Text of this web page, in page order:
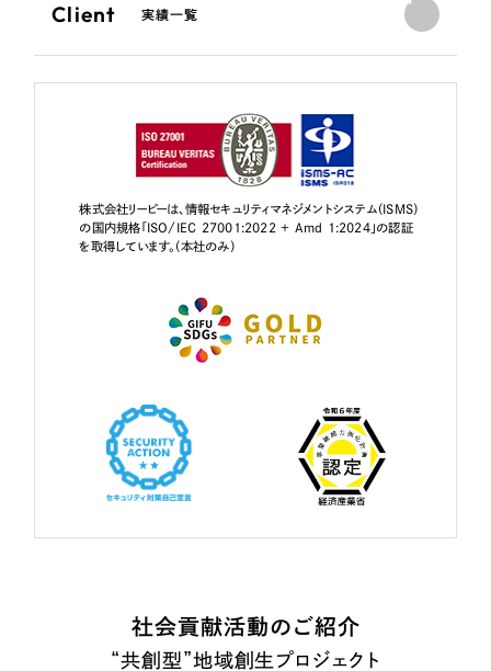
Client 実績一覧
株式会社リーピーは、情報セキュリティマネジメントシステム（ISMS）
の国内規格「ISO/IEC 27001:2022 + Amd 1:2024」の認証
を取得しています。（本社のみ）
社会貢献活動のご紹介
“共創型”地域創生プロジェクト